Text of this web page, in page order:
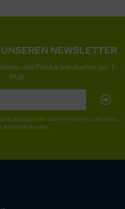
NEWSLETTER
und Produktneuheiten per E-
Mail
jederzeit hier oder in Ihrem Kundenkonto
abbestellt werden.